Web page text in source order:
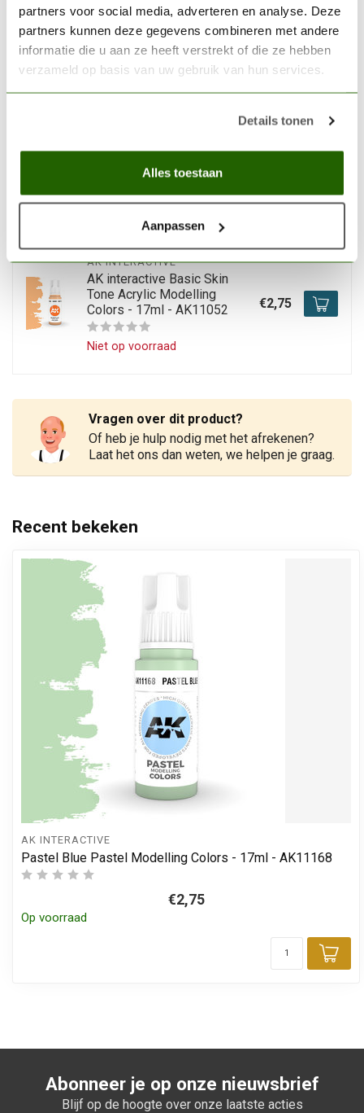
partners voor social media, adverteren en analyse. Deze
partners kunnen deze gegevens combineren met andere
informatie die u aan ze heeft verstrekt of die ze hebben
verzameld op basis van uw gebruik van hun services.
Details tonen
Alles toestaan
Aanpassen
AK interactive Pastel Peach
Pastel Modelling Colors -
17ml - AK11076
€2,75
AK interactive Pastel Violet
Pastel Modelling Colors -
17ml - AK11069
AK INTERACTIVE
AK interactive Basic Skin
Tone Acrylic Modelling
Colors - 17ml - AK11052
Niet op voorraad
€2,75
Vragen over dit product?
Of heb je hulp nodig met het afrekenen?
Laat het ons dan weten, we helpen je graag.
Recent bekeken
AK INTERACTIVE
Pastel Blue Pastel Modelling Colors - 17ml - AK11168
€2,75
Op voorraad
Abonneer je op onze nieuwsbrief
Blijf op de hoogte over onze laatste acties